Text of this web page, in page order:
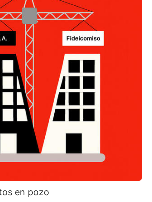
en pozo